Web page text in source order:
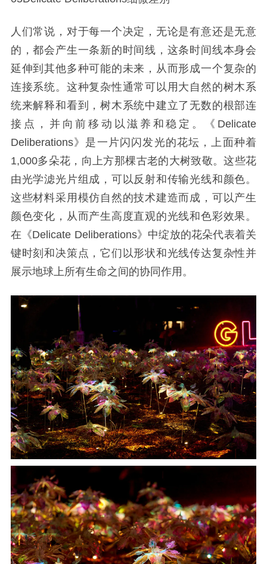
人们常说，对于每一个决定，无论是有意还是无意
的，都会产生一条新的时间线，这条时间线本身会
延伸到其他多种可能的未来，从而形成一个复杂的
连接系统。这种复杂性通常可以用大自然的树木系
统来解释和看到，树木系统中建立了无数的根部连
接点，并向前移动以滋养和稳定。《Delicate
Deliberations》是一片闪闪发光的花坛，上面种着
1,000多朵花，向上方那棵古老的大树致敬。这些花
由光学滤光片组成，可以反射和传输光线和颜色。
这些材料采用模仿自然的技术建造而成，可以产生
颜色变化，从而产生高度直观的光线和色彩效果。
在《Delicate Deliberations》中绽放的花朵代表着关
键时刻和决策点，它们以形状和光线传达复杂性并
展示地球上所有生命之间的协同作用。